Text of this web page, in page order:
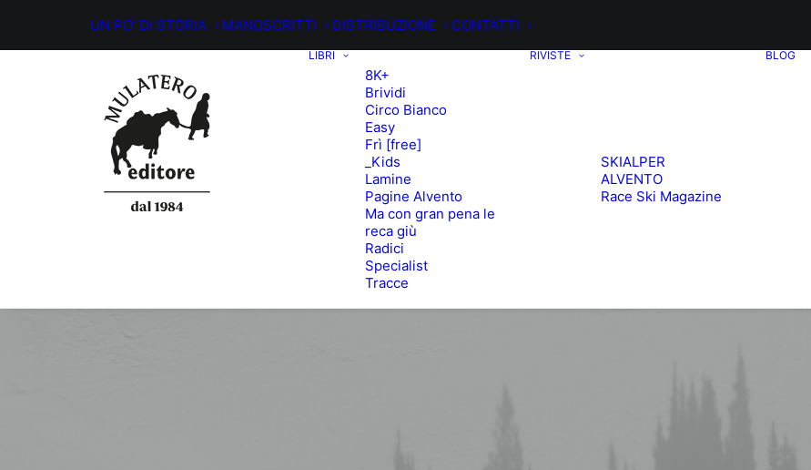
UN PO’ DI STORIA MANOSCRITTI DISTRIBUZIONE CONTATTI
LIBRI
8K+
Brividi
Circo Bianco
Easy
Frì [free]
_Kids
Lamine
Pagine Alvento
Ma con gran pena le
reca giù
Radici
Specialist
Tracce
RIVISTE
SKIALPER
ALVENTO
Race Ski Magazine
BLOG